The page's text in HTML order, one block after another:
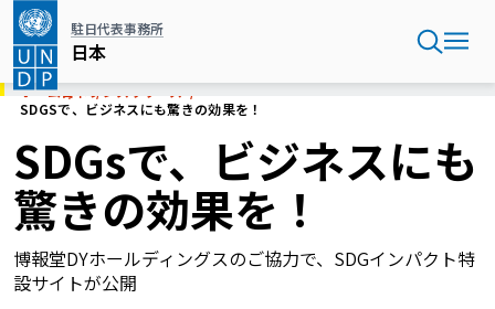
ン
コ
ン
ツ
に
移
動
駐日代表事務所
日本
ホーム
SDGSで、ビジネスにも驚きの効果を！
SDGsで、ビジネスにも
驚きの効果を！
博報堂DYホールディングスのご協力で、SDGインパクト特
設サイトが公開